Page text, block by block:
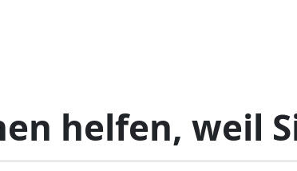
helfen, weil